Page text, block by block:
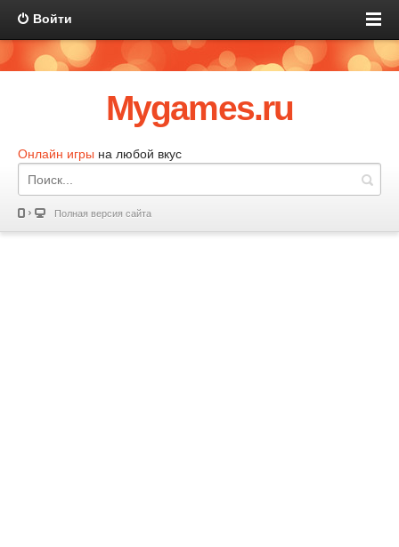
Войти
Mygames.ru
Онлайн игры на любой вкус
Полная версия сайта